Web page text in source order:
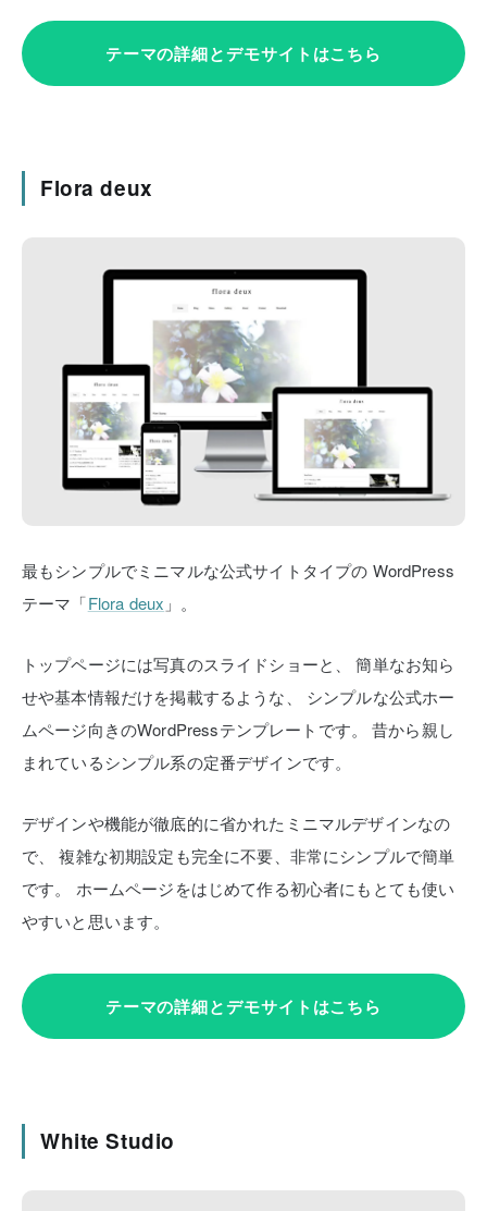
テーマの詳細とデモサイトはこちら
Flora deux
最もシンプルでミニマルな公式サイトタイプの WordPress
テーマ「Flora deux 」。
トップページには写真のスライドショーと、
簡単なお知ら
せや基本情報だけを掲載するような、
シンプルな公式ホー
ムページ向きのWordPressテンプレートです。
昔から親し
まれているシンプル系の定番デザインです。
デザインや機能が徹底的に省かれたミニマルデザインなの
で、
複雑な初期設定も完全に不要、非常にシンプルで簡単
です。
ホームページをはじめて作る初心者にもとても使い
やすいと思います。
テーマの詳細とデモサイトはこちら
White Studio